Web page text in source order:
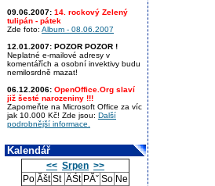
09.06.2007: 14. rockový Zelený
tulipán - pátek
Zde foto: Album - 08.06.2007
12.01.2007: POZOR POZOR !
Neplatné e-mailové adresy v
komentářích a osobní invektivy budu
nemilosrdně mazat!
06.12.2006: OpenOffice.Org slaví
již šesté narozeniny !!!
Zapomeňte na Microsoft Office za víc
jak 10.000 Kč! Zde jsou: Další
podrobnější informace.
Kalendář
<< Srpen >>
Po Ăšt St ÄŚt PĂˇ So Ne